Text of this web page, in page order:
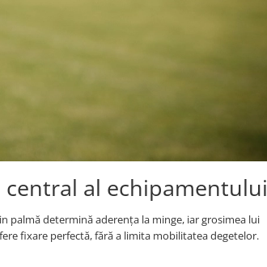
al echipamentului
palmă determină aderența la minge, iar grosimea lui
fixare perfectă, fără a limita mobilitatea degetelor.